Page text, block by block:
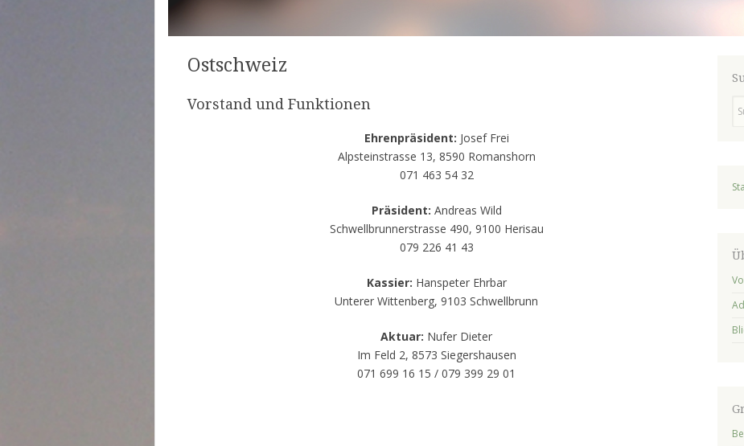
Ostschweiz
Vorstand und Funktionen
Ehrenpräsident: Josef Frei
Alpsteinstrasse 13, 8590 Romanshorn
071 463 54 32
Präsident: Andreas Wild
Schwellbrunnerstrasse 490, 9100 Herisau
079 226 41 43
Kassier: Hanspeter Ehrbar
Unterer Wittenberg, 9103 Schwellbrunn
Aktuar: Nufer Dieter
Im Feld 2, 8573 Siegershausen
071 699 16 15 / 079 399 29 01